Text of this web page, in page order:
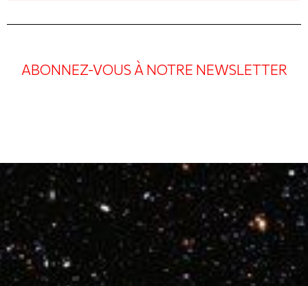
ABONNEZ-VOUS À NOTRE NEWSLETTER